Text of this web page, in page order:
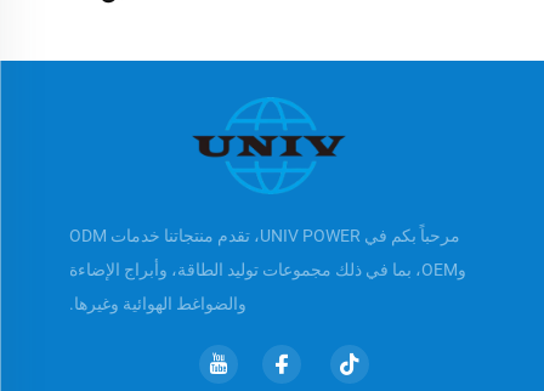
مرحباً بكم في UNIV POWER، تقدم منتجاتنا خدمات ODM
وOEM، بما في ذلك مجموعات توليد الطاقة، وأبراج الإضاءة
والضواغط الهوائية وغيرها.